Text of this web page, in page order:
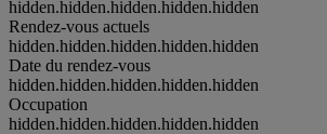
hidden.hidden.hidden.hidden.hidden
Rendez-vous actuels
hidden.hidden.hidden.hidden.hidden
Date du rendez-vous
hidden.hidden.hidden.hidden.hidden
Occupation
hidden.hidden.hidden.hidden.hidden